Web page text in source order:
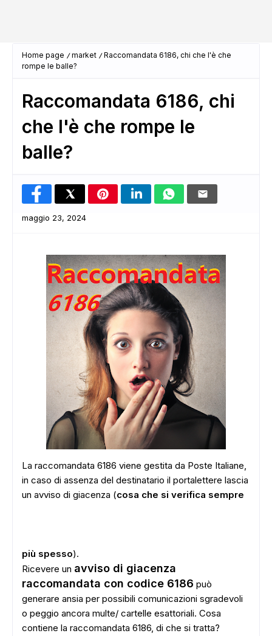
Home page market
Raccomandata 6186, chi che l'è che
rompe le balle?
Raccomandata 6186, chi
che l'è che rompe le
balle?
maggio 23, 2024
La raccomandata 6186 viene gestita da Poste Italiane,
in caso di assenza del destinatario il portalettere lascia
un avviso di giacenza (cosa che si verifica sempre
più spesso).
Ricevere un avviso di giacenza
raccomandata con codice 6186 può
generare ansia per possibili comunicazioni sgradevoli
o peggio ancora multe/ cartelle esattoriali. Cosa
contiene la raccomandata 6186, di che si tratta?